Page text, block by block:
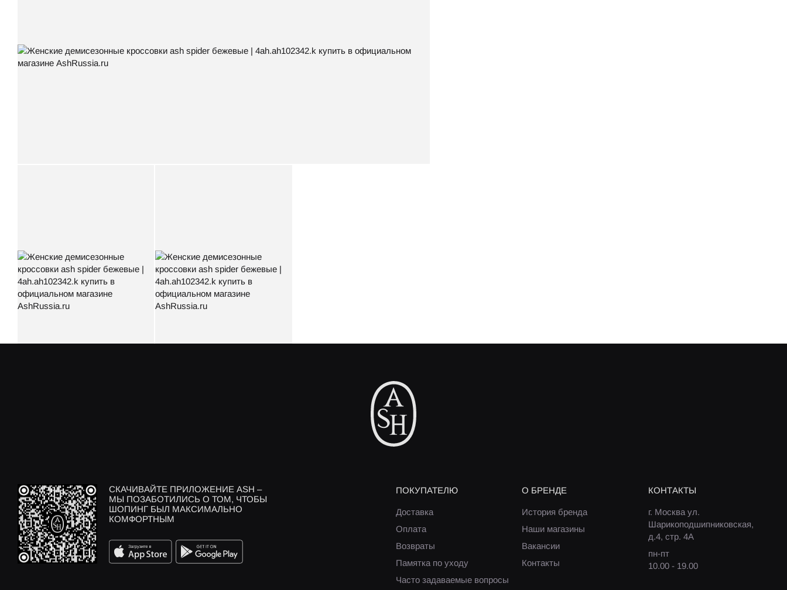
СКАЧИВАЙТЕ ПРИЛОЖЕНИЕ ASH –
МЫ ПОЗАБОТИЛИСЬ О ТОМ, ЧТОБЫ
ШОПИНГ БЫЛ МАКСИМАЛЬНО
КОМФОРТНЫМ
ПОКУПАТЕЛЮ
Доставка
Оплата
Возвраты
Памятка по уходу
Часто задаваемые вопросы
О БРЕНДЕ
История бренда
Наши магазины
Вакансии
Контакты
КОНТАКТЫ
г. Москва ул.
Шарикоподшипниковская,
д.4, стр. 4А
пн-пт
10.00 - 19.00